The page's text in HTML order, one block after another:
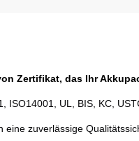
Zertifikat, das Ihr
ISO14001, UL, BIS, KC,
eine zuverlässige